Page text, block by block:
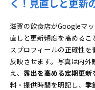
く！見直しと更新
滋賀の飲食店がGoogleマ
直しと更新頻度を高める
スプロフィールの正確性
反映させます。写真は内
え、 露出を高める定期更新
料・提供時間を明記し、 季